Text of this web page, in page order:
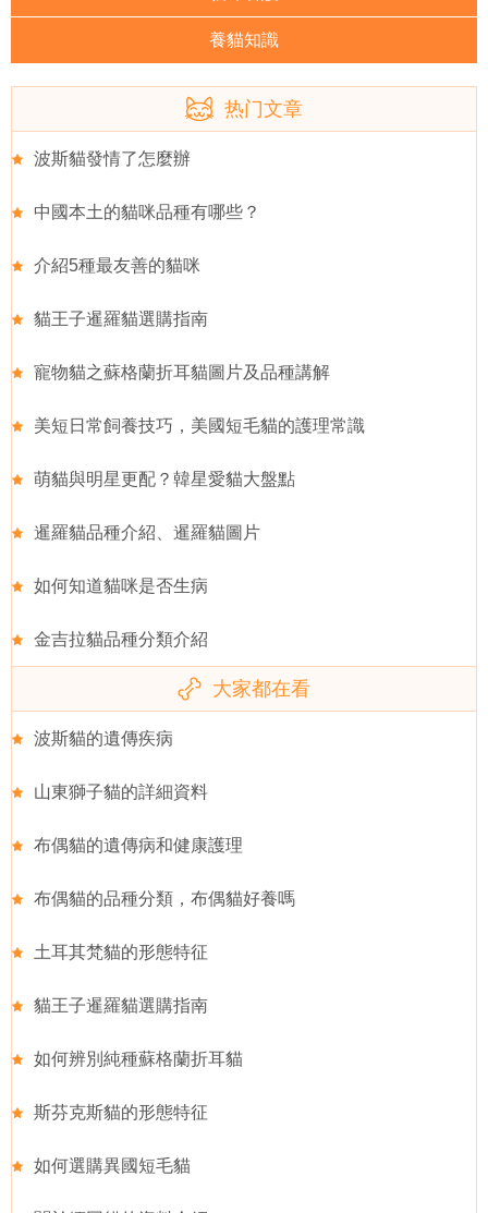
養貓知識
热门文章
波斯貓發情了怎麼辦
中國本土的貓咪品種有哪些？
介紹5種最友善的貓咪
貓王子暹羅貓選購指南
寵物貓之蘇格蘭折耳貓圖片及品種講解
美短日常飼養技巧，美國短毛貓的護理常識
萌貓與明星更配？韓星愛貓大盤點
暹羅貓品種介紹、暹羅貓圖片
如何知道貓咪是否生病
金吉拉貓品種分類介紹
大家都在看
波斯貓的遺傳疾病
山東獅子貓的詳細資料
布偶貓的遺傳病和健康護理
布偶貓的品種分類，布偶貓好養嗎
土耳其梵貓的形態特征
貓王子暹羅貓選購指南
如何辨別純種蘇格蘭折耳貓
斯芬克斯貓的形態特征
如何選購異國短毛貓